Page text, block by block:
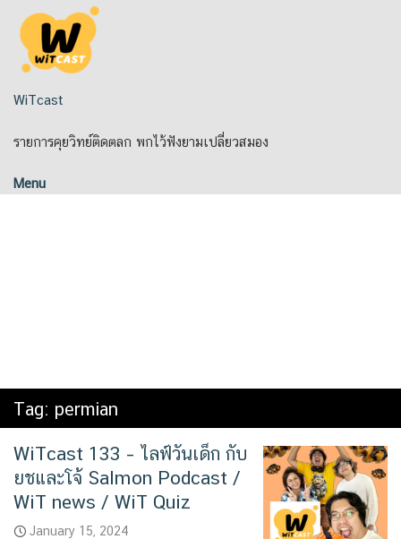
content
WiTcast
รายการคุยวิทย์ติดตลก พกไว้ฟังยามเปลี่ยวสมอง
Menu
Tag: permian
WiTcast 133 – ไลฟ์วันเด็ก กับ
ยชและโจ้ Salmon Podcast /
WiT news / WiT Quiz
January 15, 2024